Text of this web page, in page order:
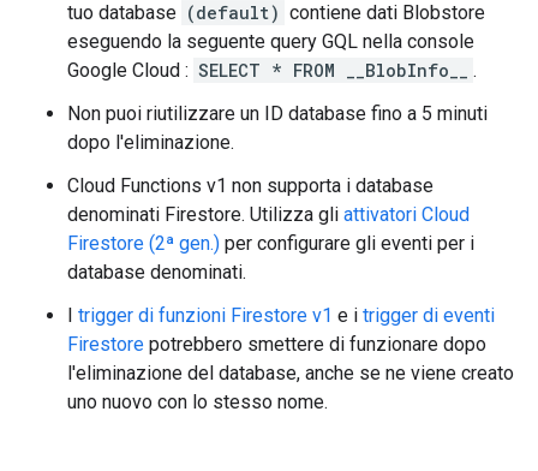
tuo database (default) contiene dati Blobstore
eseguendo la seguente query GQL nella console
Google Cloud : SELECT * FROM __BlobInfo__
.
Non puoi riutilizzare un ID database fino a 5 minuti
dopo l'eliminazione.
Cloud Functions v1 non supporta i database
denominati Firestore. Utilizza gli attivatori Cloud
Firestore (2ª gen.) per configurare gli eventi per i
database denominati.
I trigger di funzioni Firestore v1 e i trigger di eventi
Firestore potrebbero smettere di funzionare dopo
l'eliminazione del database, anche se ne viene creato
uno nuovo con lo stesso nome.